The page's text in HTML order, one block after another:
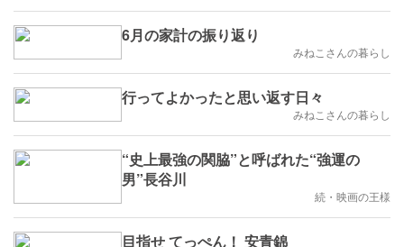
6月の家計の振り返り
みねこさんの暮らし
行ってよかったと思い返す日々
みねこさんの暮らし
“史上最強の関脇”と呼ばれた“強運の
男”長谷川
続・映画の王様
目指せ てっぺん！ 安青錦